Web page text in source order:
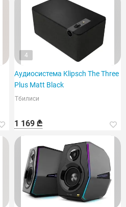
4
Аудиосистема Klipsch The Three
Plus Matt Black
Тбилиси
1 169 ₾